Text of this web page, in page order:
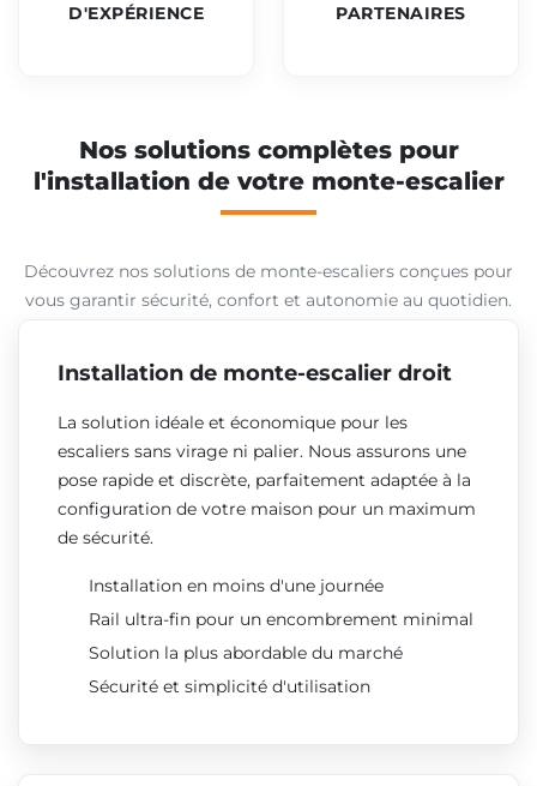
D'EXPÉRIENCE
PARTENAIRES
Nos solutions complètes pour
l'installation de votre monte-escalier
Découvrez nos solutions de monte-escaliers conçues pour
vous garantir sécurité, confort et autonomie au quotidien.
Installation de monte-escalier droit
La solution idéale et économique pour les
escaliers sans virage ni palier. Nous assurons une
pose rapide et discrète, parfaitement adaptée à la
configuration de votre maison pour un maximum
de sécurité.
Installation en moins d'une journée
Rail ultra-fin pour un encombrement minimal
Solution la plus abordable du marché
Sécurité et simplicité d'utilisation